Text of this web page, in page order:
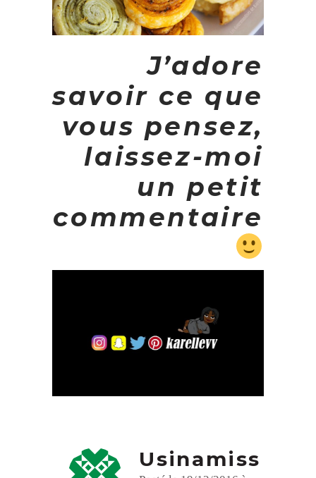
J’adore
savoir ce que
vous pensez,
laissez-moi
un petit
commentaire
Usinamiss